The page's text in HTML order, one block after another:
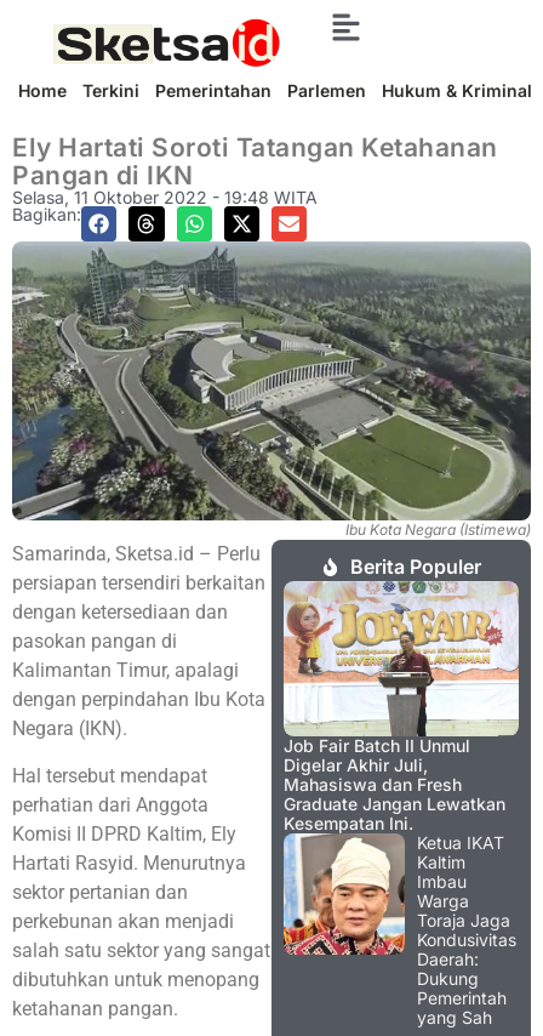
Home Terkini Pemerintahan Parlemen Hukum & Kriminal
Ely Hartati Soroti Tatangan Ketahanan
Pangan di IKN
Selasa, 11 Oktober 2022 - 19:48 WITA
Bagikan:
Ibu Kota Negara (Istimewa)
Samarinda, Sketsa.id – Perlu
persiapan tersendiri berkaitan
dengan ketersediaan dan
pasokan pangan di
Kalimantan Timur, apalagi
dengan perpindahan Ibu Kota
Negara (IKN).
Hal tersebut mendapat
perhatian dari Anggota
Komisi II DPRD Kaltim, Ely
Hartati Rasyid. Menurutnya
sektor pertanian dan
perkebunan akan menjadi
salah satu sektor yang sangat
dibutuhkan untuk menopang
ketahanan pangan.
Berita Populer
Job Fair Batch II Unmul
Digelar Akhir Juli,
Mahasiswa dan Fresh
Graduate Jangan Lewatkan
Kesempatan Ini.
Ketua IKAT
Kaltim
Imbau
Warga
Toraja Jaga
Kondusivitas
Daerah:
Dukung
Pemerintah
yang Sah